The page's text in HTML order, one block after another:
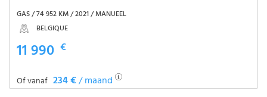
GAS / 74 952 KM / 2021 / MANUEEL
BELGIQUE
11 990 €
Of vanaf 234 €/ maand